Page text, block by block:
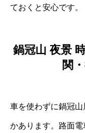
ておくと安心です。
鍋冠山 夜景
関
車を使わずに鍋冠
かあります。路面